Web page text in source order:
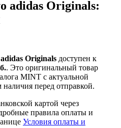
adidas Originals:
Originals доступен к
. Это оригинальный товар
MINT с актуальной
перед отправкой.
картой через
правила оплаты и
Условия оплаты и